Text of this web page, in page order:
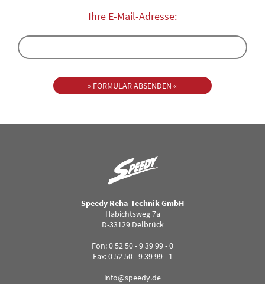
Ihre E-Mail-Adresse:
Speedy Reha-Technik GmbH
Habichtsweg 7a
D-33129 Delbrück
Fon: 0 52 50 - 9 39 99 - 0
Fax: 0 52 50 - 9 39 99 - 1
info@speedy.de